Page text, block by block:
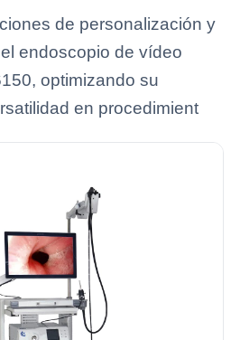
de personalización y
endoscopio de vídeo
optimizando su
en procedimient